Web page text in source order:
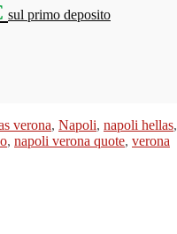
sul primo deposito
verona, Napoli, napoli hellas,
, napoli verona quote, verona